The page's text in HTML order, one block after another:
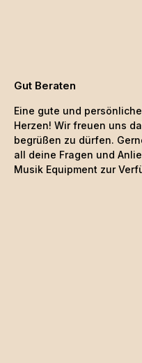
Gut Beraten
Eine gute und
Herzen! Wir freuen uns
begrüßen zu dürfen.
all deine Fragen und
Musik Equipment zur